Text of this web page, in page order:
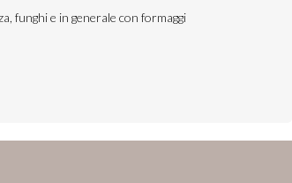
funghi e in generale con formaggi